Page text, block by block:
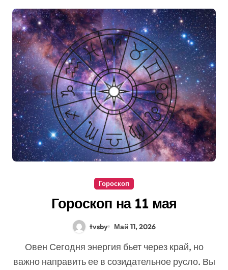
Гороскоп
Гороскоп на 11 мая
tvsby Май 11, 2026
Овен Сегодня энергия бьет через край, но
важно направить ее в созидательное русло. Вы